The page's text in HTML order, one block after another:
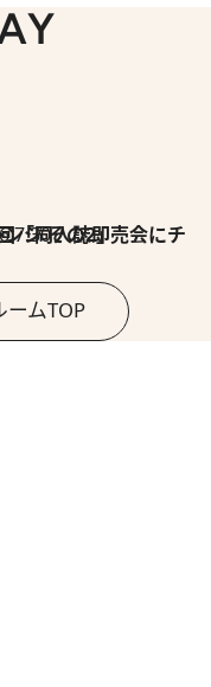
誌即売会にチャレンジ その2」
ムTOP